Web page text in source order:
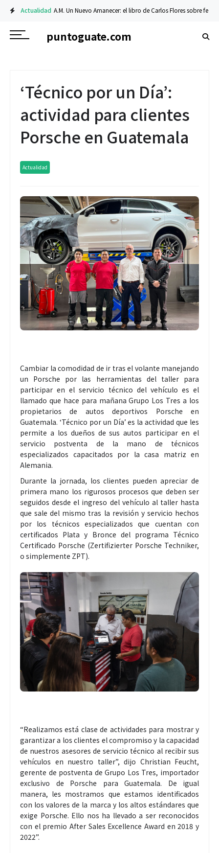
Actualidad A.M. Un Nuevo Amanecer: el libro de Carlos Flores sobre fe y
puntoguate.com
‘Técnico por un Día’:
actividad para clientes
Porsche en Guatemala
Actualidad
Cambiar la comodidad de ir tras el volante manejando
un Porsche por las herramientas del taller para
participar en el servicio técnico del vehículo es el
llamado que hace para mañana Grupo Los Tres a los
propietarios de autos deportivos Porsche en
Guatemala. ‘Técnico por un Día’ es la actividad que les
permite a los dueños de sus autos participar en el
servicio postventa de la mano de técnicos
especializados capacitados por la casa matriz en
Alemania.
Durante la jornada, los clientes pueden apreciar de
primera mano los rigurosos procesos que deben ser
seguidos desde el ingreso del vehículo al taller hasta
que sale del mismo tras la revisión y servicio hechos
por los técnicos especializados que cuentan con
certificados Plata y Bronce del programa Técnico
Certificado Porsche (Zertifizierter Porsche Techniker,
o simplemente ZPT).
“Realizamos está clase de actividades para mostrar y
garantizar a los clientes el compromiso y la capacidad
de nuestros asesores de servicio técnico al recibir sus
vehículos en nuestro taller”, dijo Christian Feucht,
gerente de postventa de Grupo Los Tres, importador
exclusivo de Porsche para Guatemala. De igual
manera, les mostramos que estamos identificados
con los valores de la marca y los altos estándares que
exige Porsche. Ello nos ha llevado a ser reconocidos
con el premio After Sales Excellence Award en 2018 y
2022”.